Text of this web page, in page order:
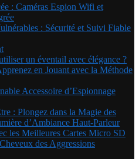
: Caméras Espion Wifi et
: Sécurité et Suivi Fiable
un éventail avec élégance ?
en Jouant avec la Méthode
Accessoire d’Espionnage
: Plongez dans la Magie des
d’Ambiance Haut-Parleur
les Meilleures Cartes Micro SD
des Aggressions